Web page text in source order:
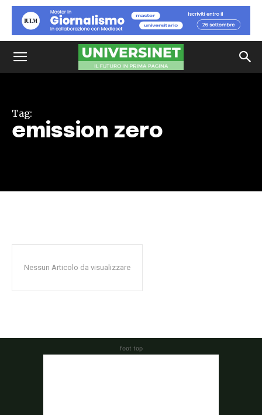
Tag:
emission zero
Nessun Articolo da visualizzare
foot top